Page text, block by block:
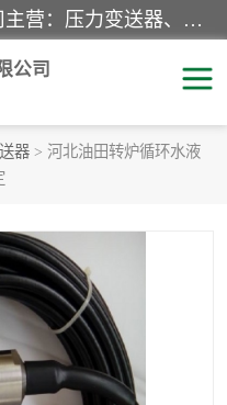
河南新瑞普测控技术有限公司主营：压力变送器、液位变送器、差压变送器、雷达料位计、电容物位计、温度显示控制仪表、电量变送器、流量计、工业自动化系统成套设备。
公司
器 > 河北油田转炉循环水液
CS系列变送器
精巧型压力变送器
雷达料位计
罐旁显示仪